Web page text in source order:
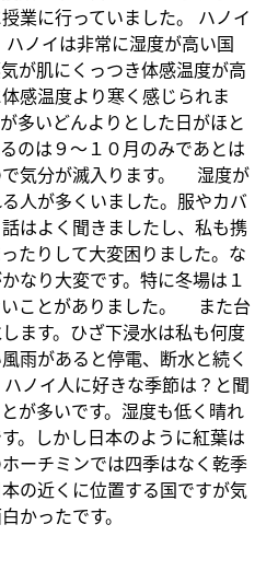
業に行っていました。 ハノイ
ノイは非常に湿度が高い国
が肌にくっつき体感温度が高
感温度より寒く感じられま
多いどんよりとした日がほと
のは９～１０月のみであとは
気分が滅入ります。 湿度が
人が多くいました。服やカバ
はよく聞きましたし、私も携
たりして大変困りました。な
なり大変です。特に冬場は１
いことがありました。 また台
ます。ひざ下浸水は私も何度
雨があると停電、断水と続く
ノイ人に好きな季節は？と聞
が多いです。湿度も低く晴れ
。しかし日本のように紅葉は
ーチミンでは四季はなく乾季
の近くに位置する国ですが気
かったです。